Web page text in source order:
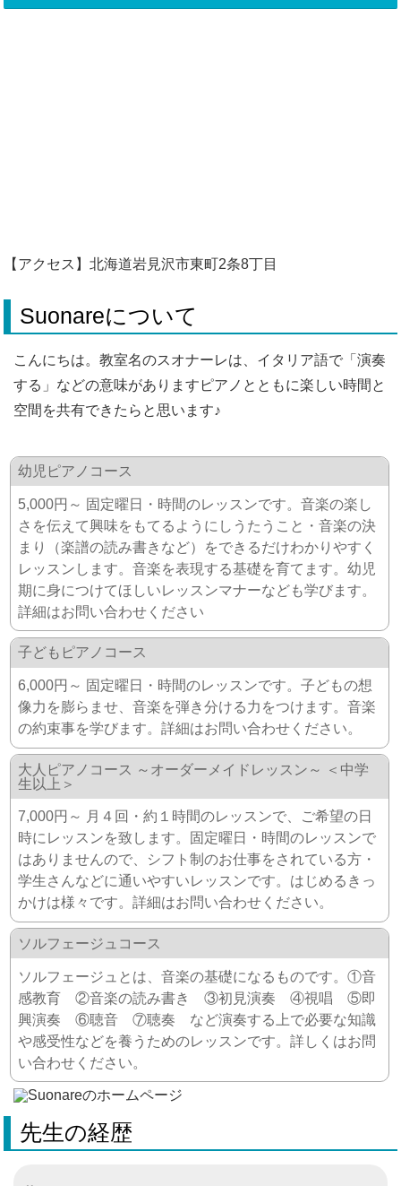
【アクセス】北海道岩見沢市東町2条8丁目
Suonareについて
こんにちは。教室名のスオナーレは、イタリア語で「演奏
する」などの意味がありますピアノとともに楽しい時間と
空間を共有できたらと思います♪
幼児ピアノコース
5,000円～ 固定曜日・時間のレッスンです。音楽の楽し
さを伝えて興味をもてるようにしうたうこと・音楽の決
まり（楽譜の読み書きなど）をできるだけわかりやすく
レッスンします。音楽を表現する基礎を育てます。幼児
期に身につけてほしいレッスンマナーなども学びます。
詳細はお問い合わせください
子どもピアノコース
6,000円～ 固定曜日・時間のレッスンです。子どもの想
像力を膨らませ、音楽を弾き分ける力をつけます。音楽
の約束事を学びます。詳細はお問い合わせください。
大人ピアノコース ～オーダーメイドレッスン～ ＜中学
生以上＞
7,000円～ 月４回・約１時間のレッスンで、ご希望の日
時にレッスンを致します。固定曜日・時間のレッスンで
はありませんので、シフト制のお仕事をされている方・
学生さんなどに通いやすいレッスンです。はじめるきっ
かけは様々です。詳細はお問い合わせください。
ソルフェージュコース
ソルフェージュとは、音楽の基礎になるものです。①音
感教育 ②音楽の読み書き ③初見演奏 ④視唱 ⑤即
興演奏 ⑥聴音 ⑦聴奏 など演奏する上で必要な知識
や感受性などを養うためのレッスンです。詳しくはお問
い合わせください。
先生の経歴